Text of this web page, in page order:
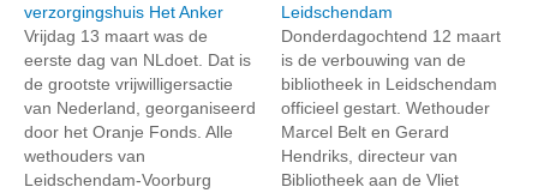
verzorgingshuis Het Anker
Vrijdag 13 maart was de
eerste dag van NLdoet. Dat is
de grootste vrijwilligersactie
van Nederland, georganiseerd
door het Oranje Fonds. Alle
wethouders van
Leidschendam-Voorburg
Leidschendam
Donderdagochtend 12 maart
is de verbouwing van de
bibliotheek in Leidschendam
officieel gestart. Wethouder
Marcel Belt en Gerard
Hendriks, directeur van
Bibliotheek aan de Vliet